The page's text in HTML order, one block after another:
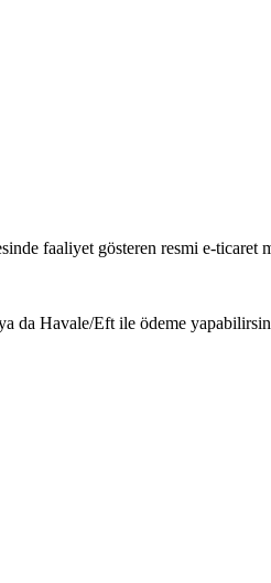
faaliyet gösteren resmi e-ticaret
da Havale/Eft ile ödeme